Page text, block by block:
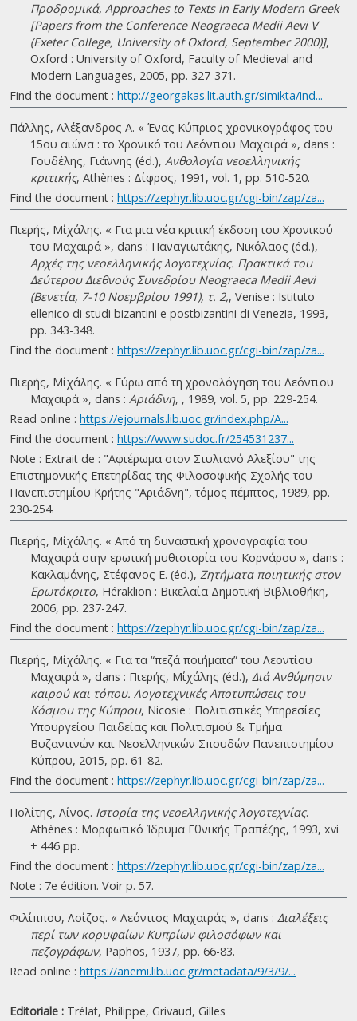
Προδρομικά, Approaches to Texts in Early Modern Greek
[Papers from the Conference Neograeca Medii Aevi V
(Exeter College, University of Oxford, September 2000)],
Oxford : University of Oxford, Faculty of Medieval and
Modern Languages, 2005, pp. 327-371.
Find the document : http://georgakas.lit.auth.gr/simikta/ind...
Πάλλης, Αλέξανδρος Α. « Ένας Κύπριος χρονικογράφος του
15ου αιώνα : το Χρονικό του Λεόντιου Μαχαιρά », dans :
Γουδέλης, Γιάννης (éd.), Ανθολογία νεοελληνικής
κριτικής, Athènes : Δίφρος, 1991, vol. 1, pp. 510-520.
Find the document : https://zephyr.lib.uoc.gr/cgi-bin/zap/za...
Πιερής, Μίχάλης. « Για μια νέα κριτική έκδοση του Χρονικού
του Μαχαιρά », dans : Παναγιωτάκης, Νικόλαος (éd.),
Αρχές της νεοελληνικής λογοτεχνίας. Πρακτικά του
Δεύτερου Διεθνούς Συνεδρίου Neograeca Medii Aevi
(Βενετία, 7-10 Νοεμβρίου 1991), τ. 2,, Venise : Istituto
ellenico di studi bizantini e postbizantini di Venezia, 1993,
pp. 343-348.
Find the document : https://zephyr.lib.uoc.gr/cgi-bin/zap/za...
Πιερής, Μίχάλης. « Γύρω από τη χρονολόγηση του Λεόντιου
Μαχαιρά », dans : Αριάδνη, , 1989, vol. 5, pp. 229-254.
Read online : https://ejournals.lib.uoc.gr/index.php/A...
Find the document : https://www.sudoc.fr/254531237...
Note : Extrait de : "Αφιέρωμα στον Στυλιανό Αλεξίου" της
Επιστημονικής Επετηρίδας της Φιλοσοφικής Σχολής του
Πανεπιστημίου Κρήτης "Αριάδνη", τόμος πέμπτος, 1989, pp.
230-254.
Πιερής, Μίχάλης. « Από τη δυναστική χρονογραφία του
Μαχαιρά στην ερωτική μυθιστορία του Κορνάρου », dans :
Κακλαμάνης, Στέφανος Ε. (éd.), Ζητήματα ποιητικής στον
Ερωτόκριτο, Héraklion : Βικελαία Δημοτική Βιβλιοθήκη,
2006, pp. 237-247.
Find the document : https://zephyr.lib.uoc.gr/cgi-bin/zap/za...
Πιερής, Μίχάλης. « Για τα “πεζά ποιήματα” του Λεοντίου
Μαχαιρά », dans : Πιερής, Μίχάλης (éd.), Διά Ανθύμησιν
καιρού και τόπου. Λογοτεχνικές Αποτυπώσεις του
Κόσμου της Κύπρου, Nicosie : Πολιτιστικές Υπηρεσίες
Υπουργείου Παιδείας και Πολιτισμού & Τμήμα
Βυζαντινών και Νεοελληνικών Σπουδών Πανεπιστημίου
Κύπρου, 2015, pp. 61-82.
Find the document : https://zephyr.lib.uoc.gr/cgi-bin/zap/za...
Πολίτης, Λίνος. Ιστορία της νεοελληνικής λογοτεχνίας.
Athènes : Μορφωτικό Ίδρυμα Εθνικής Τραπέζης, 1993, xvi
+ 446 pp.
Find the document : https://zephyr.lib.uoc.gr/cgi-bin/zap/za...
Note : 7e édition. Voir p. 57.
Φιλίππου, Λοίζος. « Λεόντιος Μαχαιράς », dans : Διαλέξεις
περί των κορυφαίων Κυπρίων φιλοσόφων και
πεζογράφων, Paphos, 1937, pp. 66-83.
Read online : https://anemi.lib.uoc.gr/metadata/9/3/9/...
Editoriale : Trélat, Philippe, Grivaud, Gilles